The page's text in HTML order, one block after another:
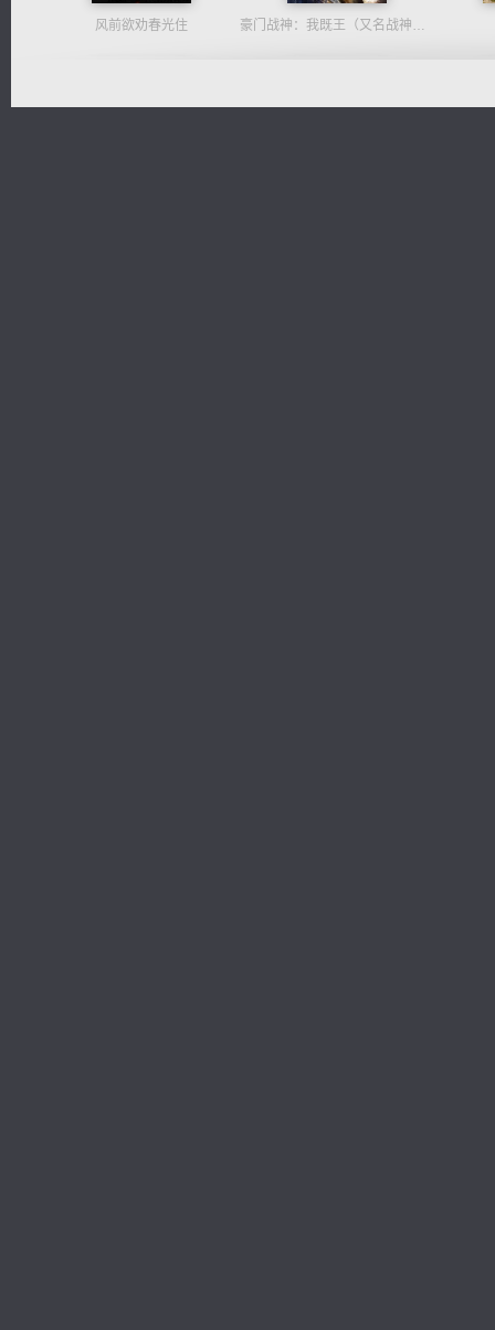
风前欲劝春光住 豪门战神：我既王（又名战神归来不败神婿修罗战神）